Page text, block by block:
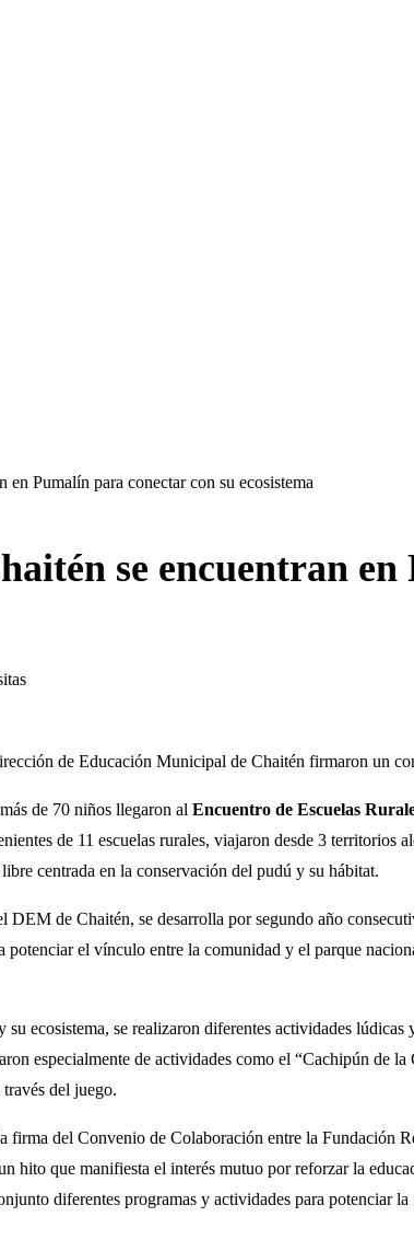
en Pumalín para conectar con su ecosistema
se encuentran
de Educación Municipal de Chaitén firmaron un
de 70 niños llegaron al Encuentro de Escuelas
de 11 escuelas rurales, viajaron desde 3 territorios
centrada en la conservación del pudú y su hábitat.
de Chaitén, se desarrolla por segundo año
el vínculo entre la comunidad y el parque
ecosistema, se realizaron diferentes actividades
especialmente de actividades como el “Cachipún de
del juego.
firma del Convenio de Colaboración entre la
hito que manifiesta el interés mutuo por reforzar la
diferentes programas y actividades para